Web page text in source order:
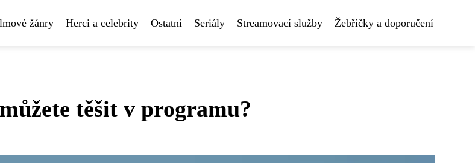
žánry Herci a celebrity Ostatní Seriály Streamovací služby Žebříčky a doporučení
těšit v programu?